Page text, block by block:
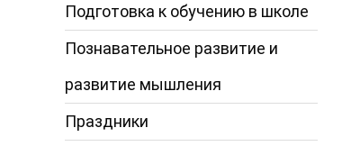
Подготовка к обучению в школе
Познавательное развитие и
развитие мышления
Праздники